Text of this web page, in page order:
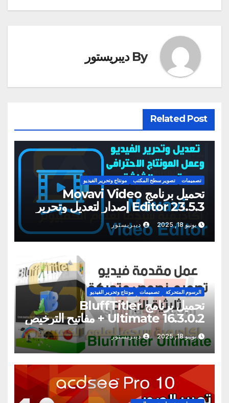
By ديبريستور
Related Post
تصميمات تصوير سطح المكتب مونتاج وتحرير الفيديو
تحميل برنامج Movavi Video
Editor 23.5.3 إصدار لتعديل وتحرير
الفيديو
يونيو 18, 2025 ديبريستور
الرسوم المتحركة تصميمات مونتاج وتحرير الفيديو
تحميل برنامج BluffTitler
Ultimate 16.3.0.2 + مفاتيح الترخيص
يونيو 18, 2025 ديبريستور